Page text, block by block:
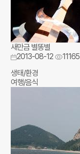
새만금 별똥별
2013-08-12
11165
생태/환경
여행/음식